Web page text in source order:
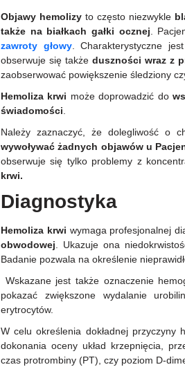
Objawy hemolizyto często niezwykle
także na białkach gałki ocznej .
zawroty głowy. Charakterystyczne jest
obserwuje się także duszności wraz z
zaobserwować powiększenie śledziony
Hemoliza krwi może doprowadzić do
świadomości
Należy zaznaczyć, że dolegliwość o
wywoływać żadnych objawów u
obserwuje się tylko problemy z
krwi.
Diagnostyka
Hemoliza krwi wymaga profesjonalnej
obwodowej . Ukazuje ona
Badanie pozwala na określenie
Wskazane jest także oznaczenie
pokazać zwiększone wydalanie
erytrocytów.
W celu określenia dokładnej przyczyny
dokonania oceny układ krzepnięcia,
czas protrombiny (PT), czy poziom D-